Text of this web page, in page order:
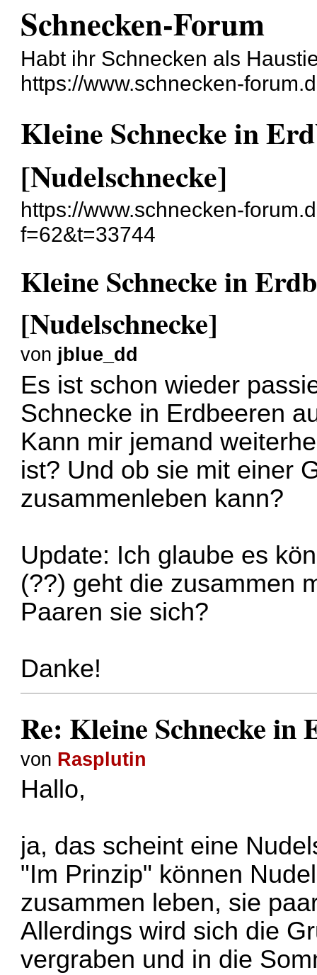
Schnecken-Forum
Habt ihr Schnecken als
https://www.schnecken-
Kleine Schnecke in
[Nudelschnecke]
https://www.schnecken-
f=62&t=33744
Kleine Schnecke in
[Nudelschnecke]
von jblue_dd
Es ist schon wieder
Schnecke in Erdbeeren
Kann mir jemand
ist? Und ob sie mit einer
zusammenleben kann?
Update: Ich glaube es
(??) geht die zusammen
Paaren sie sich?
Danke!
Re: Kleine Schnecke in
von Rasplutin
Hallo,
ja, das scheint eine
"Im Prinzip" können
zusammen leben, sie
Allerdings wird sich die
vergraben und in die